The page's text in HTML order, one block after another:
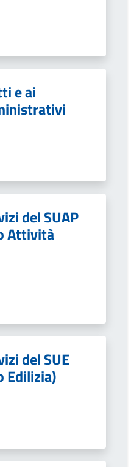
e ai
del SUAP
Attività
del SUE
Edilizia)